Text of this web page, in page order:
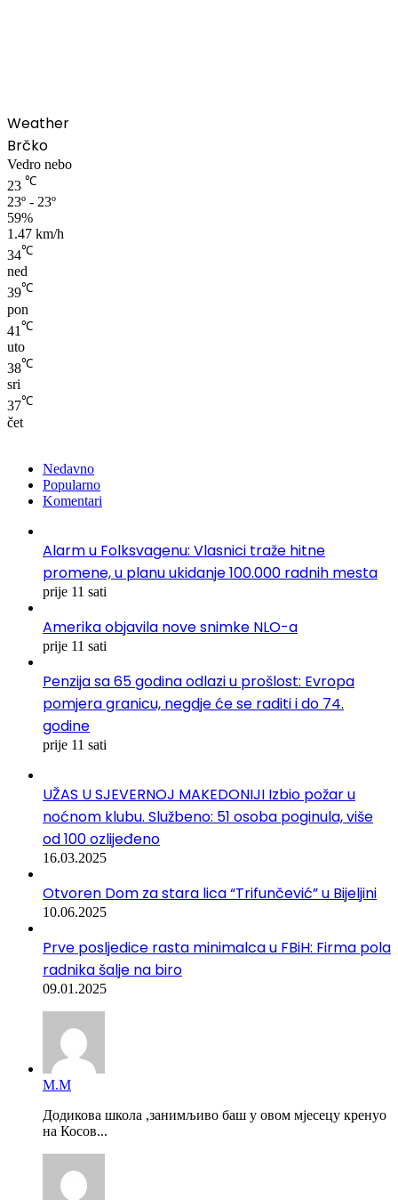
Weather
Brčko
Vedro nebo
23 ℃
23º - 23º
59%
1.47 km/h
34℃
ned
39℃
pon
41 ℃
uto
38℃
sri
37℃
čet
Nedavno
Popularno
Komentari
Alarm u Folksvagenu: Vlasnici traže hitne
promene, u planu ukidanje 100.000 radnih mesta
prije 11 sati
Amerika objavila nove snimke NLO-a
prije 11 sati
Penzija sa 65 godina odlazi u prošlost: Evropa
pomjera granicu, negdje će se raditi i do 74.
godine
prije 11 sati
UŽAS U SJEVERNOJ MAKEDONIJI Izbio požar u
noćnom klubu. Službeno: 51 osoba poginula, više
od 100 ozlijeđeno
16.03.2025
Otvoren Dom za stara lica “Trifunčević” u Bijeljini
10.06.2025
Prve posljedice rasta minimalca u FBiH: Firma pola
radnika šalje na biro
09.01.2025
М.М
Додикова школа ,занимљиво баш у овом мјесецу кренуо
на Косов...